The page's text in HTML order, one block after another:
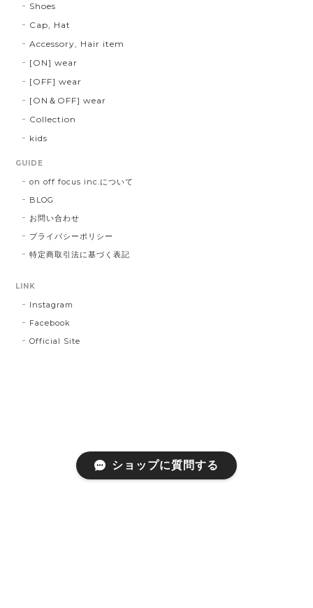
Shoes
Cap, Hat
Accessory, Hair item
[ON] wear
[OFF] wear
[ON＆OFF] wear
Collection
kids
GUIDE
on off focus inc.について
BLOG
お問い合わせ
プライバシーポリシー
特定商取引法に基づく表記
LINK
Instagram
Facebook
Official Site
ショップに質問する